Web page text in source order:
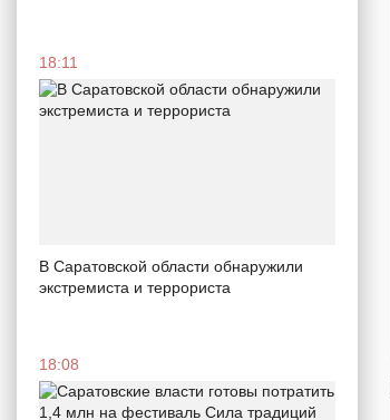
18:11
В Саратовской области обнаружили
экстремиста и террориста
18:08